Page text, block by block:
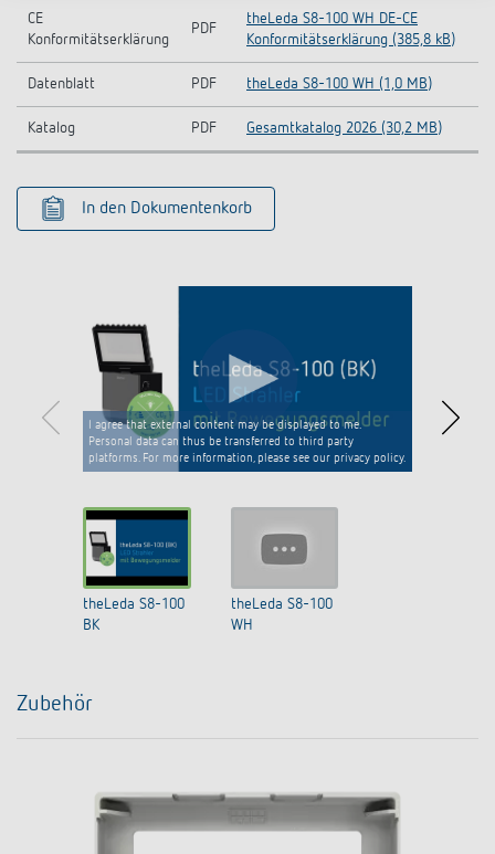
CE
Konformitätserklärung
PDF
theLeda S8-100 WH DE-CE
Konformitätserklärung (385,8 kB)
Datenblatt PDF theLeda S8-100 WH (1,0 MB)
Katalog PDF Gesamtkatalog 2026 (30,2 MB)
In den Dokumentenkorb
I agree that external content may be displayed to me.
Personal data can thus be transferred to third party
platforms. For more information, please see our privacy policy.
theLeda S8-100
BK
theLeda S8-100
WH
Zubehör